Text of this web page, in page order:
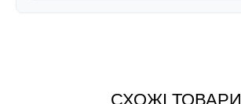
СХОЖІ ТОВАРИ